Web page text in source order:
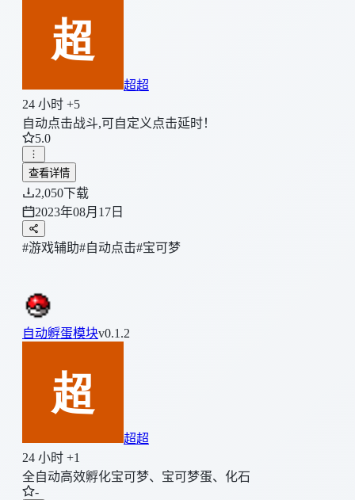
超超
24 小时 +5
自动点击战斗,可自定义点击延时！
5.0
查看详情
2,050下载
2023年08月17日
#游戏辅助#自动点击#宝可梦
自动孵蛋模块v0.1.2
超超
24 小时 +1
全自动高效孵化宝可梦、宝可梦蛋、化石
-